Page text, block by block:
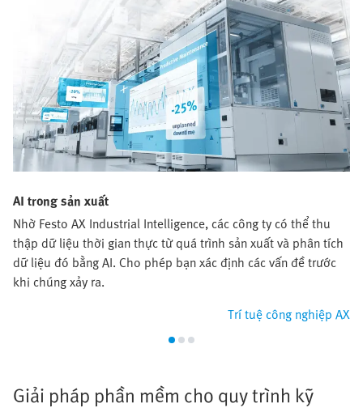
AI trong sản xuất
Nhờ Festo AX Industrial Intelligence, các công ty có thể thu
thập dữ liệu thời gian thực từ quá trình sản xuất và phân tích
dữ liệu đó bằng AI. Cho phép bạn xác định các vấn đề trước
khi chúng xảy ra.
Trí tuệ công nghiệp AX
Giải pháp phần mềm cho quy trình kỹ